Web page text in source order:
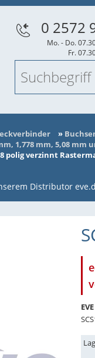
»
1,778 mm, 5,08 mm
verzinnt
Distributor
0 2572
Mo. - Do.
Fr.